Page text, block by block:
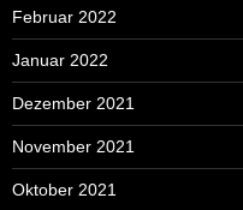
Februar 2022
Januar 2022
Dezember 2021
November 2021
Oktober 2021